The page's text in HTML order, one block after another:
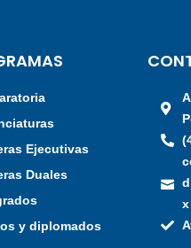
Ejecutivas
Duales
y diplomados
x